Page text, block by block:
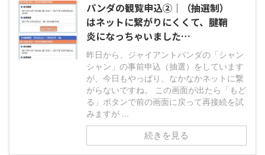
パンダの観覧申込②｜（抽選制）
はネットに繋がりにくくて、腱鞘
炎になっちゃいました…
昨日から、ジャイアントパンダの「シャン
シャン」の事前申込（抽選）をしています
が、今日もやっぱり、なかなかネットに繋
がらないですね。 この画面が出たら「もど
る」ボタンで前の画面に戻って再接続を試
みますが ...
続きを見る